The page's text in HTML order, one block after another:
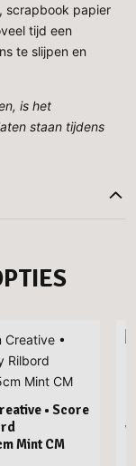
scrapbook papier
tijd een
te slijpen en
is het
staan tijdens
• Score
Mint CM